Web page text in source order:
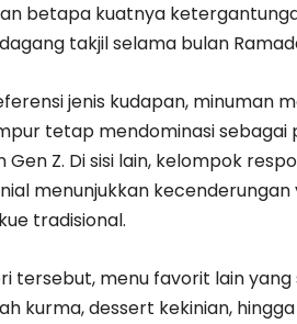
betapa kuatnya
takjil selama bulan
jenis kudapan, minuman
tetap mendominasi sebagai
Gen Z. Di sisi lain, kelompok
menunjukkan
tradisional.
tersebut, menu favorit lain
kurma, dessert kekinian,